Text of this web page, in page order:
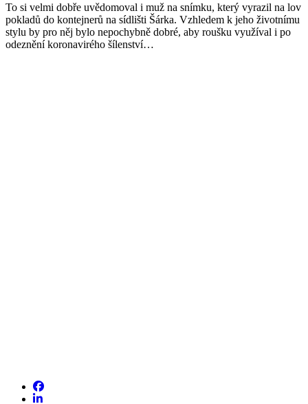
To si velmi dobře uvědomoval i muž na snímku, který vyrazil na lov
pokladů do kontejnerů na sídlišti Šárka. Vzhledem k jeho životnímu
stylu by pro něj bylo nepochybně dobré, aby roušku využíval i po
odeznění koronavirého šílenství…